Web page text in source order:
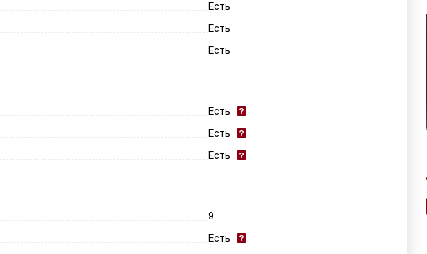
Есть
Есть
Есть
Есть
Есть
Есть
9
Есть